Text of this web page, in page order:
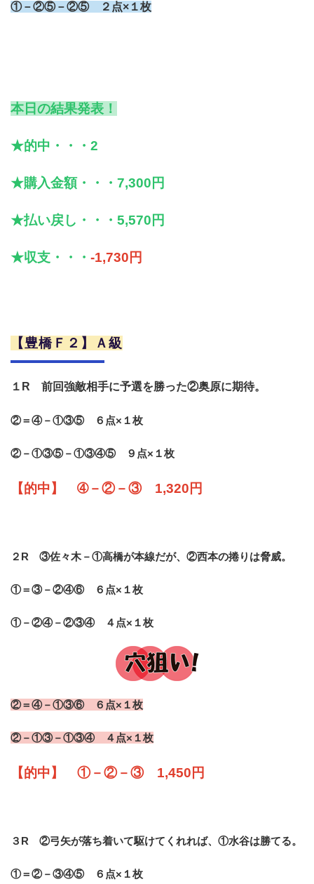
①－②⑤－②⑤ ２点×１枚
本日の結果発表！
★的中・・・2
★購入金額・・・7,300円
★払い戻し・・・5,570円
★収支・・・ -1,730円
【豊橋Ｆ２】Ａ級
１R 前回強敵相手に予選を勝った②奥原に期待。
②＝④－①③⑤ ６点×１枚
②－①③⑤－①③④⑤ ９点×１枚
【的中】 ➃－②－③ 1,320円
２R ③佐々木－①高橋が本線だが、②西本の捲りは脅威。
①＝③－②④⑥ ６点×１枚
①－②④－②③④ ４点×１枚
②＝④－①③⑥ ６点×１枚
②－①③－①③④ ４点×１枚
【的中】 ①－②－③ 1,450円
３R ②弓矢が落ち着いて駆けてくれれば、①水谷は勝てる。
①＝②－③④⑤ ６点×１枚